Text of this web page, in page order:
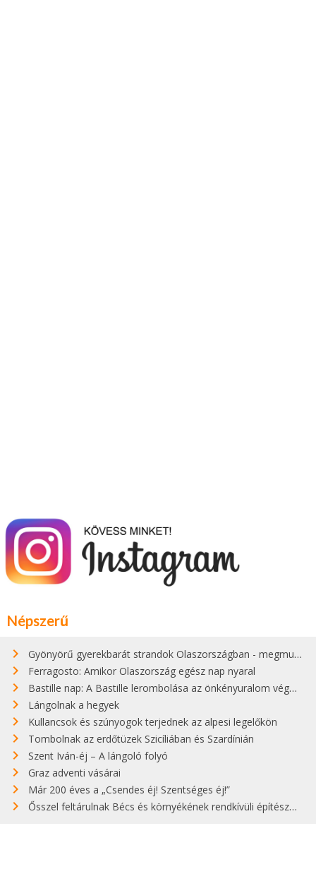
Népszerű
Gyönyörű gyerekbarát strandok Olaszországban - megmutatjuk a 15 legjobbat
Ferragosto: Amikor Olaszország egész nap nyaral
Bastille nap: A Bastille lerombolása az önkényuralom végét jelentette
Lángolnak a hegyek
Kullancsok és szúnyogok terjednek az alpesi legelőkön
Tombolnak az erdőtüzek Szicíliában és Szardínián
Szent Iván-éj – A lángoló folyó
Graz adventi vásárai
Már 200 éves a „Csendes éj! Szentséges éj!”
Ősszel feltárulnak Bécs és környékének rendkívüli építészeti kincsei